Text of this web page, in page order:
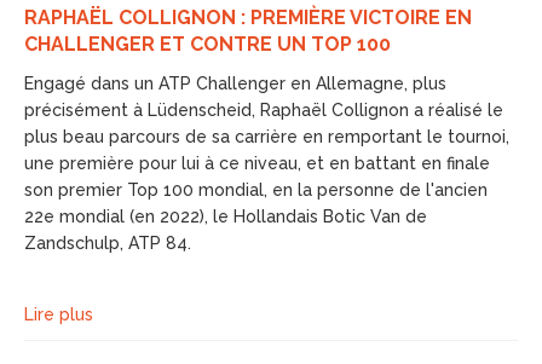
RAPHAËL COLLIGNON : PREMIÈRE VICTOIRE EN
CHALLENGER ET CONTRE UN TOP 100
Engagé dans un ATP Challenger en Allemagne, plus
précisément à Lüdenscheid, Raphaël Collignon a réalisé le
plus beau parcours de sa carrière en remportant le tournoi,
une première pour lui à ce niveau, et en battant en finale
son premier Top 100 mondial, en la personne de l'ancien
22e mondial (en 2022), le Hollandais Botic Van de
Zandschulp, ATP 84.
Lire plus